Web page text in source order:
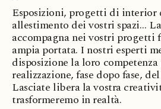
Esposizioni, progetti di interior
allestimento dei vostri spazi…
accompagna nei vostri
ampia portata. I nostri esperti
disposizione la loro
realizzazione, fase dopo fase,
Lasciate libera la vostra
trasformeremo in realtà.